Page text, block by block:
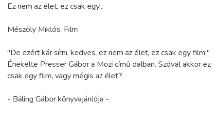
Ez nem az élet, ez csak egy...
Mészöly Miklós: Film
"De ezért kár sírni, kedves, ez nem az élet, ez csak egy film."
Énekelte Presser Gábor a Mozi című dalban. Szóval akkor ez
csak egy film, vagy mégis az élet?
- Báling Gábor könyvajánlója -